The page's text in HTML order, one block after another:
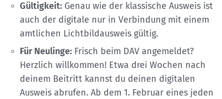
Gültigkeit: Genau wie der klassische Ausweis ist
auch der digitale nur in Verbindung mit einem
amtlichen Lichtbildausweis gültig.
Für Neulinge: Frisch beim DAV angemeldet?
Herzlich willkommen! Etwa drei Wochen nach
deinem Beitritt kannst du deinen digitalen
Ausweis abrufen. Ab dem 1. Februar eines jeden